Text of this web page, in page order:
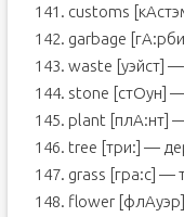
141. customs
142. garbage
143. waste [уэйст]
144. stone [стОун]
145. plant [плА:нт]
146. tree [три:] —
147. grass [гра:с] —
148. flower